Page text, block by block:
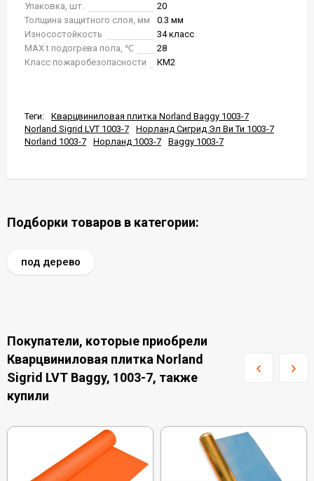
Упаковка, шт.
20
Толщина защитного слоя, мм
0.3 мм
Износостойкость
34 класс
MAX t подогрева пола, ℃
28
Класс пожаробезопасности
КМ2
Теги:
Кварцвиниловая плитка Norland Baggy 1003-7
Norland Sigrid LVT 1003-7
Норланд Сигрид Эл Ви Ти 1003-7
Norland 1003-7
Норланд 1003-7 Baggy 1003-7
Подборки товаров в категории:
под дерево
Покупатели, которые приобрели
Кварцвиниловая плитка Norland
Sigrid LVT Baggy, 1003-7, также
купили